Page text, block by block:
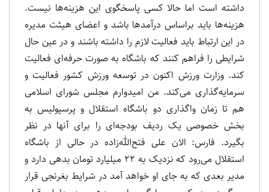
داشته است اما حالا کسی پاسخگوی این هزینه‌ها نیست.
هزینه‌ها باید براساس درآمدها باشد و اعضای هیئت مدیره
در این ارتباط باید فعالیت لازم را داشته باشند و در عین حال
شرایطی را فراهم کنند که باشگاه به صورت حرفه‌ای فعالیت
کند. وزارت ورزش اکنون در توسعه ورزش کشور فعالیت و
سرمایه‌گذاری می‌کند. من امیدوارم مجلس شورای اسلامی
هم تا زمان واگذاری دو باشگاه استقلال و پرسپولیس به
بخش خصوصی یک ردیف بودجه‌ای را برای آنها در نظر
بگیرد. فارس: الان علی فتح‌الله‌زاده در حالی از باشگاه
استقلال می‌رود که نزدیک به 22 میلیارد تومان بدهی دارد و
مدیر بعدی که به جای او خواهد آمد در شرایط بغرنجی قرار